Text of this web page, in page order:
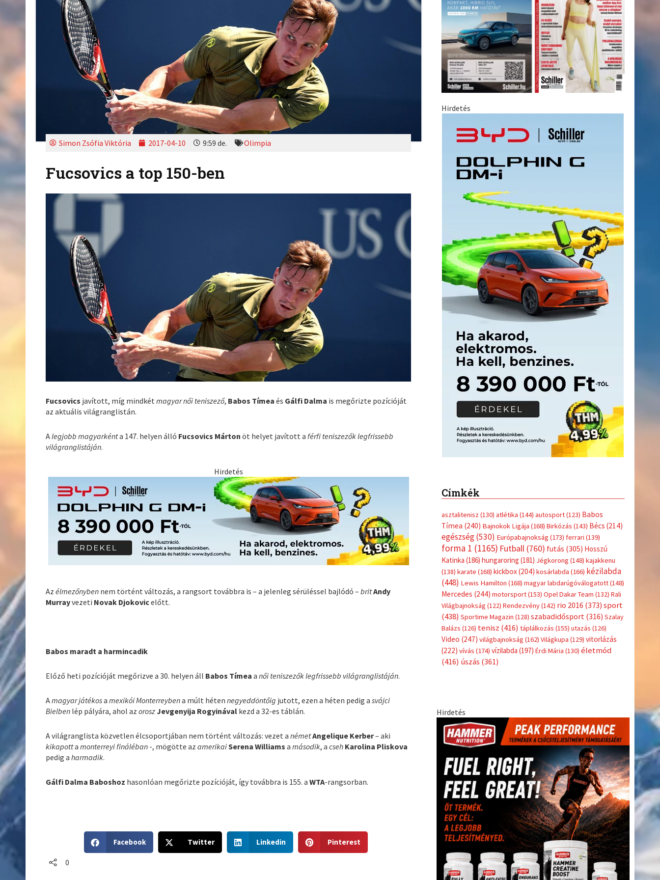
Simon Zsófia Viktória 2017-04-10 9:59 de. Olimpia
Fucsovics a top 150-ben
Fucsovics javított, míg mindkétmagyar női teniszező, Babos Tímea és Gálfi Dalma is megőrizte pozícióját
az aktuális világranglistán.
Alegjobb magyarkénta 147. helyen álló Fucsovics Márton öt helyet javított aférfi teniszezők legfrissebb
világranglistáján.
Hirdetés
Azélmezőnyben nem történt változás, a rangsort továbbra is – a jelenleg sérüléssel bajlódó –britAndy
Murrayvezeti Novak Djokovicelőtt.
Babos maradt a harmincadik
Előző heti pozícióját megőrizve a 30. helyen áll Babos Tímea anői teniszezők legfrissebb világranglistáján.
Amagyar játékosamexikói Monterreybena múlt hétennegyeddöntőig jutott, ezen a héten pedig asvájci
Bielben lép pályára, ahol azoroszJevgenyija Rogyinával kezd a 32-es táblán.
A világranglista közvetlen élcsoportjában nem történt változás: vezet anémetAngelique Kerber– aki
kikapottamonterreyi fináléban -, mögötte azamerikaiSerena Williams amásodik, acseh Karolina Pliskova
pedig aharmadik.
Gálfi Dalma Baboshoz hasonlóan megőrizte pozícióját, így továbbra is 155. aWTA-rangsorban.
h
Facebook
h
Twitter
h
Linkedin
h
Pinterest
0
Hirdetés
Címkék
asztalitenisz (130) atlétika (144) autosport(123) Babos
Tímea (240) Bajnokok Ligája (168) Birkózás (143) Bécs (214)
egészség(530) Európabajnokság (173) ferrari (139)
forma 1 (1165) Futball(760) futás (305) Hosszú
Katinka (186) hungaroring (181) Jégkorong (148) kajakkenu
(138) karate (168) kickbox(204) kosárlabda (166) kézilabda
(448) Lewis Hamilton (168) magyar labdarúgóválogatott(148)
Mercedes (244) motorsport(153) Opel Dakar Team (132) Rali
Világbajnokság (122) Rendezvény(142) rio 2016 (373) sport
(438) Sportime Magazin (128) szabadidősport (316) Szalay
Balázs (126) tenisz (416) táplálkozás (155) utazás (126)
Video (247) világbajnokság (162) Világkupa (129) vitorlázás
(222) vívás (174) vízilabda (197) Érdi Mária (130) életmód
(416) úszás (361)
Hirdetés